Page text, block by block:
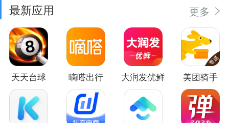
最新应用 更多
天天台球 嘀嗒出行 大润发优鲜 美团骑手